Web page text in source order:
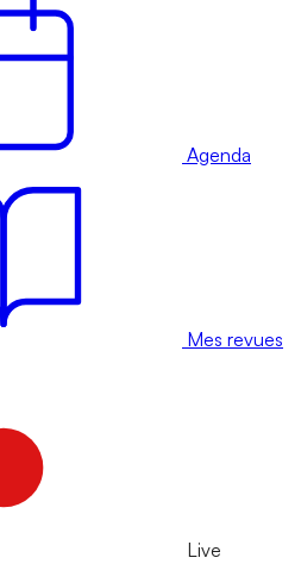
Agenda
Mes revues
Live